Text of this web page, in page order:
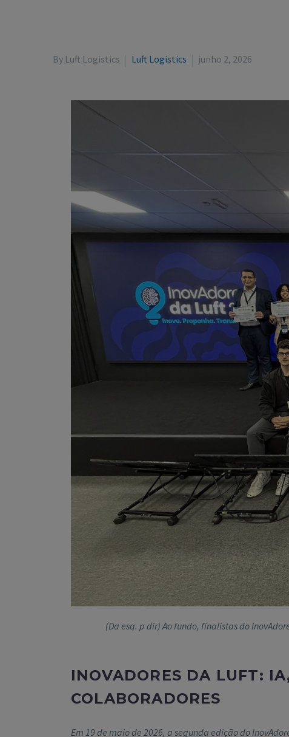
By Luft Logistics Luft Logistics junho 2, 2026
(Da esq. p dir) Ao fundo, finalistas do
INOVADORES DA LUFT:
COLABORADORES
Em 19 de maio de 2026, a segunda edição do